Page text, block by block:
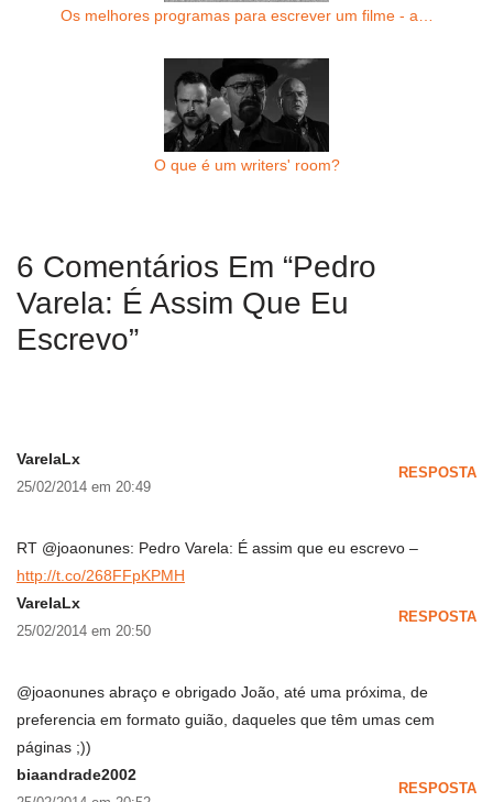
Os melhores programas para escrever um filme - a…
O que é um writers' room?
6 Comentários Em “Pedro
Varela: É Assim Que Eu
Escrevo”
VarelaLx
25/02/2014 em 20:49
RESPOSTA
RT @joaonunes: Pedro Varela: É assim que eu escrevo –
http://t.co/268FFpKPMH
VarelaLx
25/02/2014 em 20:50
RESPOSTA
@joaonunes abraço e obrigado João, até uma próxima, de
preferencia em formato guião, daqueles que têm umas cem
páginas ;))
biaandrade2002
RESPOSTA